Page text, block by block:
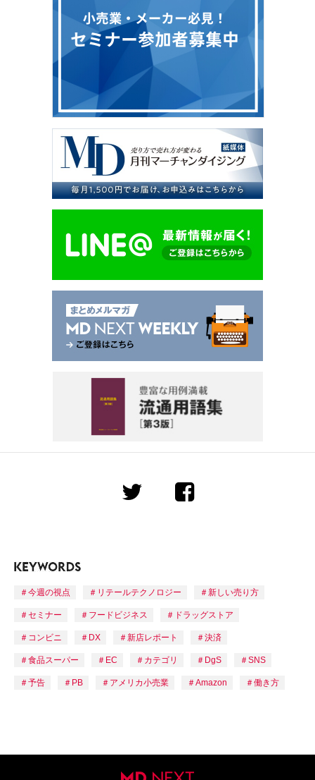
今週の視点 リテールテクノロジー 新しい売り方
セミナー フードビジネス ドラッグストア
コンビニ DX 新店レポート 決済
食品スーパー EC カテゴリ DgS SNS
予告 PB アメリカ小売業 Amazon 働き方